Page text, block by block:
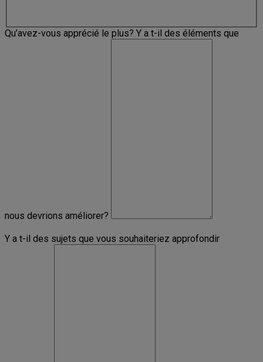
Qu’avez-vous apprécié le plus? Y a t-il des éléments que
nous devrions améliorer?
Y a t-il des sujets que vous souhaiteriez approfondir